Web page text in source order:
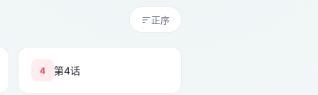
正序
4 第4话